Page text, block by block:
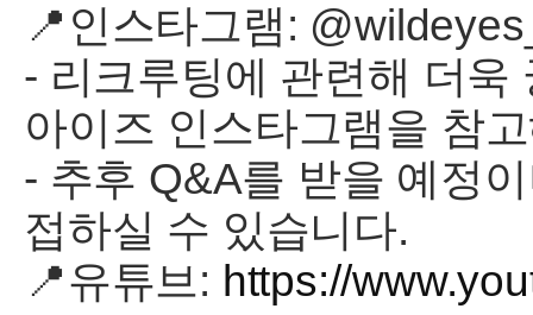
📍인스타그램:
- 리크루팅에 관련해 더욱
아이즈 인스타그램을 참
- 추후 Q&A를 받을 예정
접하실 수 있습니다.
📍유튜브: https://